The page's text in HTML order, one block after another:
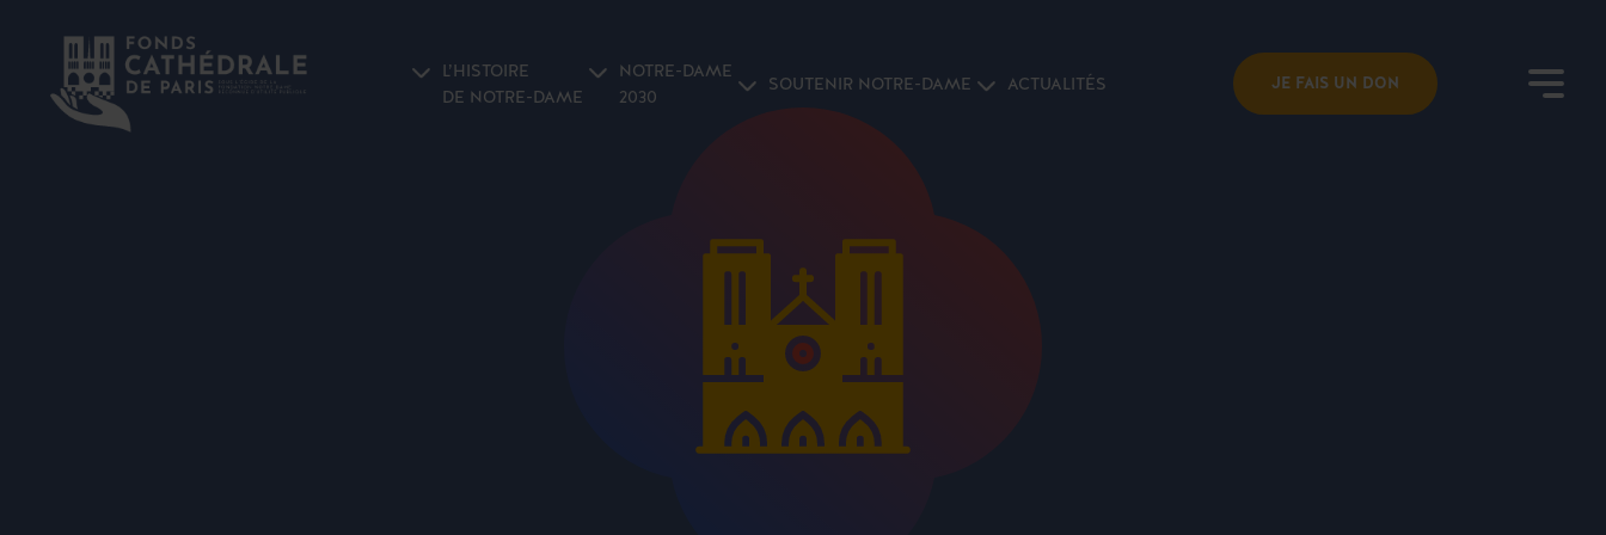
L’HISTOIRE
DE NOTRE-DAME
NOTRE-DAME
2030
SOUTENIR NOTRE-DAME ACTUALITÉS JE FAIS UN DON